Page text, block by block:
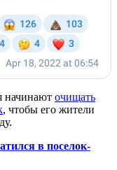
начинают очищать
, чтобы его жители
в поселок-